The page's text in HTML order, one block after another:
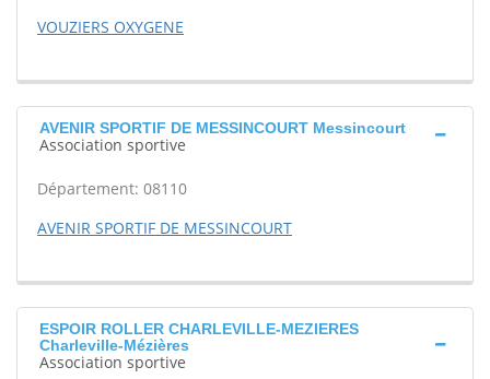
VOUZIERS OXYGENE
AVENIR SPORTIF DE MESSINCOURT Messincourt
Association sportive
Département: 08110
AVENIR SPORTIF DE MESSINCOURT
ESPOIR ROLLER CHARLEVILLE-MEZIERES
Charleville-Mézières
Association sportive